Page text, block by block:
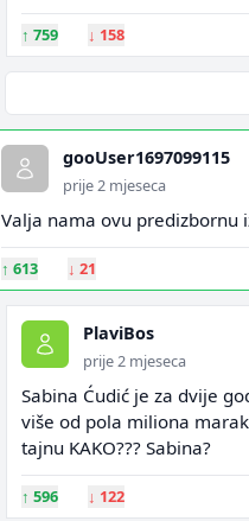
↑ 759 ↓ 158
gooUser1697099115
prije 2 mjeseca
Valja nama ovu predizbornu
↑ 613 ↓ 21
PlaviBos
prije 2 mjeseca
Sabina Ćudić je za dvije
više od pola miliona
tajnu KAKO??? Sabina?
↑ 596 ↓ 122